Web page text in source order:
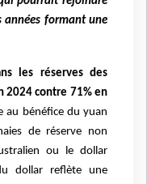
années formant une
les réserves des
2024 contre 71% en
au bénéfice du yuan
de réserve non
ou le dollar
dollar reflète une